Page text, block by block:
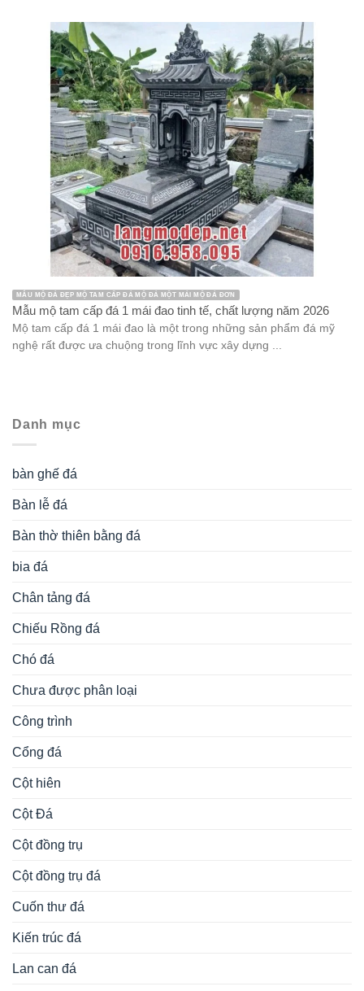
MẪU MỘ ĐÁ ĐẸP MỘ TAM CẤP ĐÁ MỘ ĐÁ MỘT MÁI MỘ ĐÁ ĐƠN
Mẫu mộ tam cấp đá 1 mái đao tinh tế, chất lượng năm 2026
Mộ tam cấp đá 1 mái đao là một trong những sản phẩm đá mỹ
nghệ rất được ưa chuộng trong lĩnh vực xây dựng ...
Danh mục
bàn ghế đá
Bàn lễ đá
Bàn thờ thiên bằng đá
bia đá
Chân tảng đá
Chiếu Rồng đá
Chó đá
Chưa được phân loại
Công trình
Cổng đá
Cột hiên
Cột Đá
Cột đồng trụ
Cột đồng trụ đá
Cuốn thư đá
Kiến trúc đá
Lan can đá